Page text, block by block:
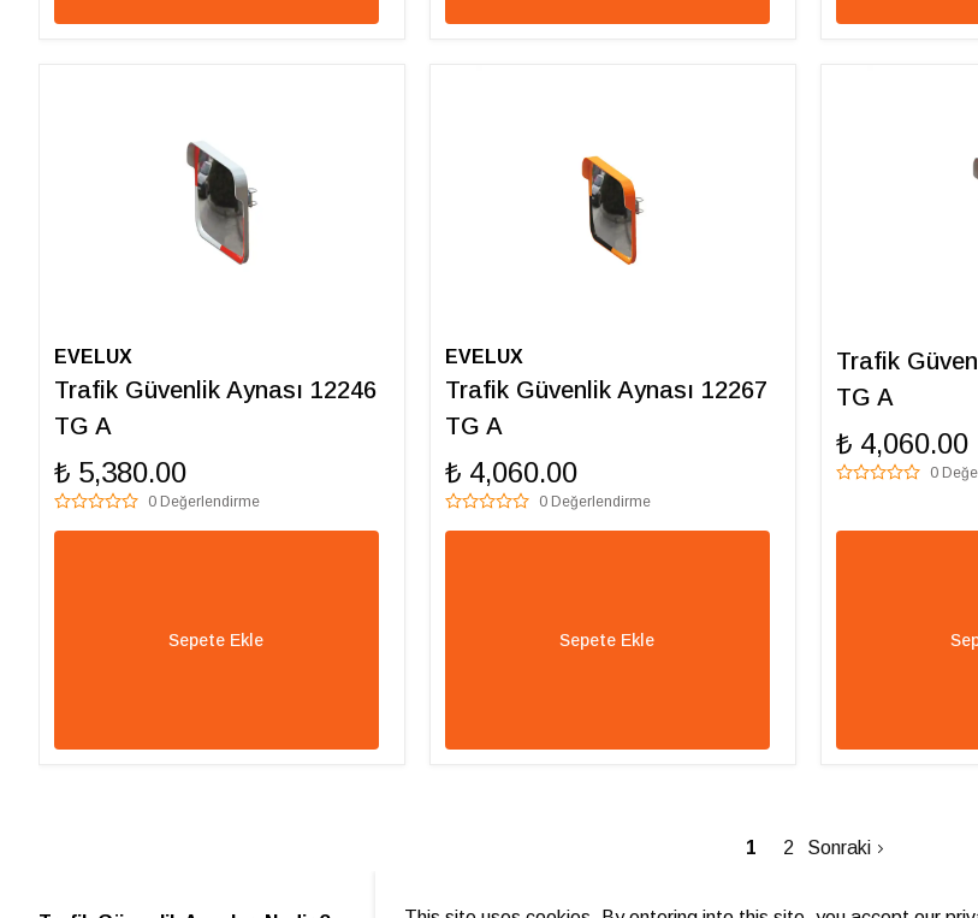
EVELUX
Trafik Güvenlik Aynası 12246
TG A
₺ 5,380.00
0 Değerlendirme
Sepete Ekle
EVELUX
Trafik Güvenlik Aynası 12267
TG A
₺ 4,060.00
0 Değerlendirme
Sepete Ekle
Trafik
TG A
₺ 4,060.00
0
1 2 Sonraki